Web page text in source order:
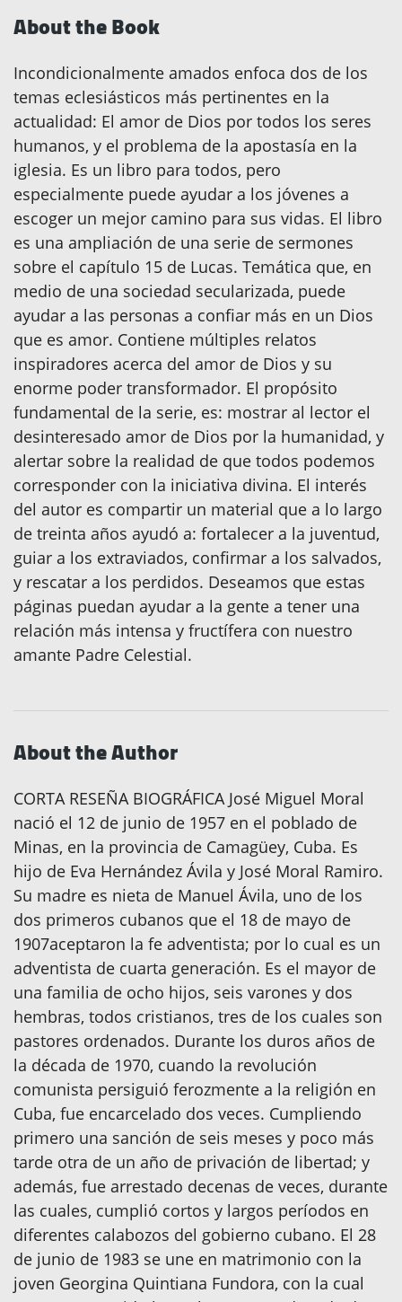
About the Book
Incondicionalmente amados enfoca dos de los
temas eclesiásticos más pertinentes en la
actualidad: El amor de Dios por todos los seres
humanos, y el problema de la apostasía en la
iglesia. Es un libro para todos, pero
especialmente puede ayudar a los jóvenes a
escoger un mejor camino para sus vidas. El libro
es una ampliación de una serie de sermones
sobre el capítulo 15 de Lucas. Temática que, en
medio de una sociedad secularizada, puede
ayudar a las personas a confiar más en un Dios
que es amor. Contiene múltiples relatos
inspiradores acerca del amor de Dios y su
enorme poder transformador. El propósito
fundamental de la serie, es: mostrar al lector el
desinteresado amor de Dios por la humanidad, y
alertar sobre la realidad de que todos podemos
corresponder con la iniciativa divina. El interés
del autor es compartir un material que a lo largo
de treinta años ayudó a: fortalecer a la juventud,
guiar a los extraviados, confirmar a los salvados,
y rescatar a los perdidos. Deseamos que estas
páginas puedan ayudar a la gente a tener una
relación más intensa y fructífera con nuestro
amante Padre Celestial.
About the Author
CORTA RESEÑA BIOGRÁFICA José Miguel Moral
nació el 12 de junio de 1957 en el poblado de
Minas, en la provincia de Camagüey, Cuba. Es
hijo de Eva Hernández Ávila y José Moral Ramiro.
Su madre es nieta de Manuel Ávila, uno de los
dos primeros cubanos que el 18 de mayo de
1907aceptaron la fe adventista; por lo cual es un
adventista de cuarta generación. Es el mayor de
una familia de ocho hijos, seis varones y dos
hembras, todos cristianos, tres de los cuales son
pastores ordenados. Durante los duros años de
la década de 1970, cuando la revolución
comunista persiguió ferozmente a la religión en
Cuba, fue encarcelado dos veces. Cumpliendo
primero una sanción de seis meses y poco más
tarde otra de un año de privación de libertad; y
además, fue arrestado decenas de veces, durante
las cuales, cumplió cortos y largos períodos en
diferentes calabozos del gobierno cubano. El 28
de junio de 1983 se une en matrimonio con la
joven Georgina Quintiana Fundora, con la cual